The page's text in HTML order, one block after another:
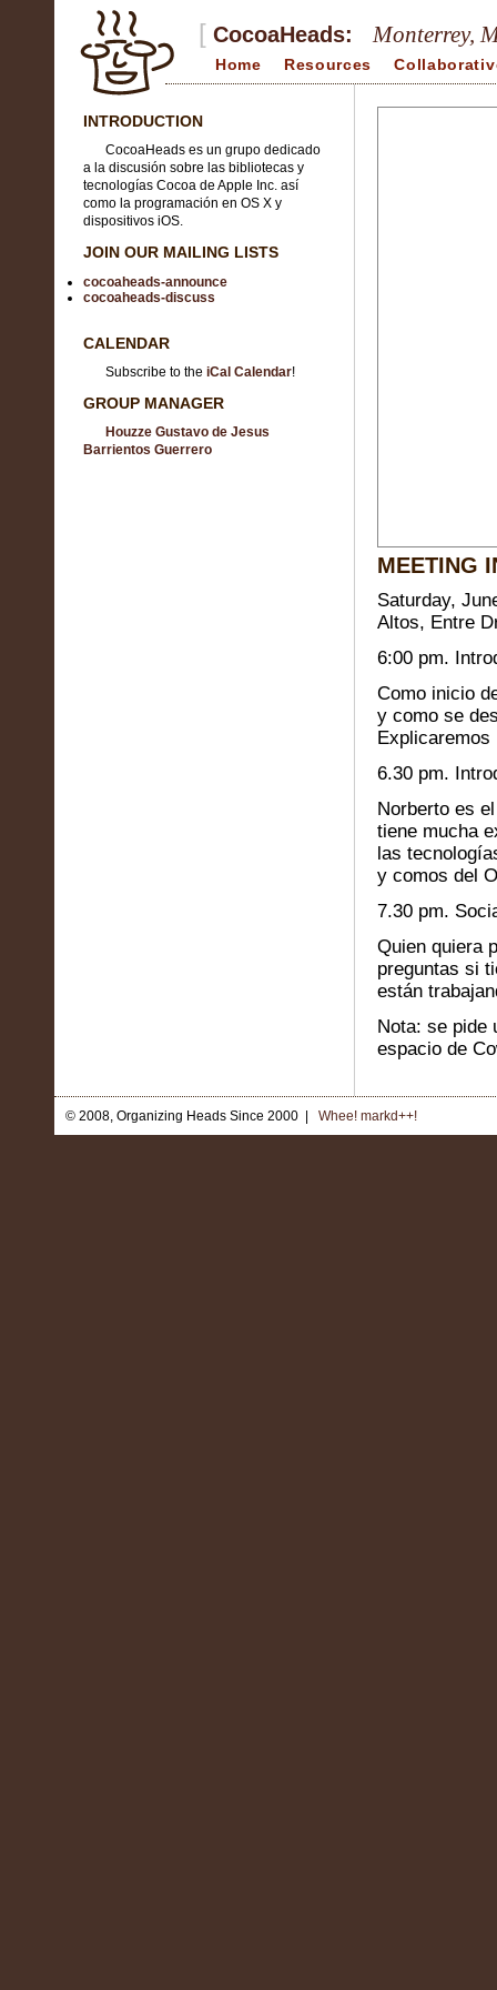
[ CocoaHeads: Monterrey,
Home Resources
MEETING
Saturday,
Altos, Entre
6:00 pm.
Como inicio
y como se
6.30 pm.
Norberto es
tiene mucha
las
y comos del
7.30 pm.
Quien quiera
preguntas si
están
Nota: se pide
espacio de
INTRODUCTION
CocoaHeads es un grupo dedicado
a la discusión sobre las bibliotecas y
tecnologías Cocoa de Apple Inc. así
como la programación en OS X y
dispositivos iOS.
JOIN OUR MAILING LISTS
cocoaheads-announce
cocoaheads-discuss
CALENDAR
Subscribe to the iCal Calendar!
GROUP MANAGER
Houzze Gustavo de Jesus
Barrientos Guerrero
© 2008, Organizing Heads Since 2000 | Whee! markd++!